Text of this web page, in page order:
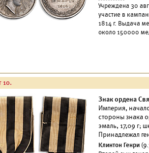
Учреждена 30
участие в
1814 г. Выдача
около 150000
10.
Знак ордена
Империя,
стороны знака
эмаль, 17,09 г;
Принадлежал
Клинтон Генри